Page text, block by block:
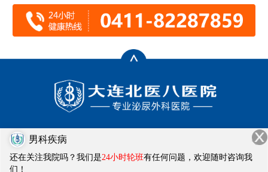
医院地址：大连市西岗区畅通街1号
男科疾病
还在关注我院吗？我们是24小时轮班有任何问题，欢迎随时咨询我
们！